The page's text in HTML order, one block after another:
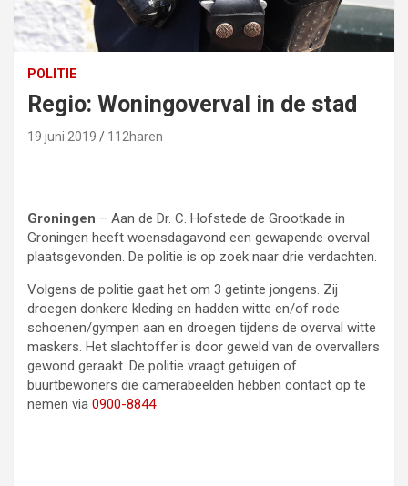
POLITIE
Regio: Woningoverval in de stad
19 juni 2019 112haren
Groningen – Aan de Dr. C. Hofstede de Grootkade in
Groningen heeft woensdagavond een gewapende overval
plaatsgevonden. De politie is op zoek naar drie verdachten.
Volgens de politie gaat het om 3 getinte jongens. Zij
droegen donkere kleding en hadden witte en/of rode
schoenen/gympen aan en droegen tijdens de overval witte
maskers. Het slachtoffer is door geweld van de overvallers
gewond geraakt. De politie vraagt getuigen of
buurtbewoners die camerabeelden hebben contact op te
nemen via 0900-8844